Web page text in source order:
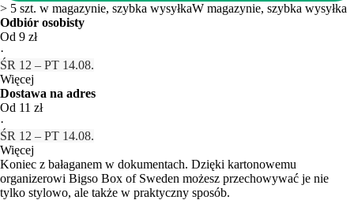
> 5 szt. w magazynie, szybka wysyłkaW magazynie, szybka wysyłka
Odbiór osobisty
Od 9 zł
·
ŚR 12 – PT 14.08.
Więcej
Dostawa na adres
Od 11 zł
·
ŚR 12 – PT 14.08.
Więcej
Koniec z bałaganem w dokumentach. Dzięki kartonowemu
organizerowi Bigso Box of Sweden możesz przechowywać je nie
tylko stylowo, ale także w praktyczny sposób.